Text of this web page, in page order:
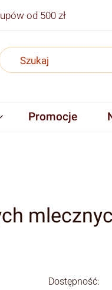
od 500 zł
Promocje
Dostępność: